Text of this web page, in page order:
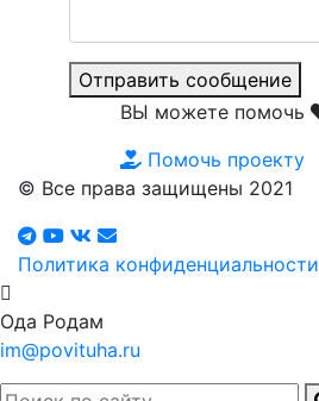
Отправить сообщение
ВЫ можете помочь
Помочь проекту
© Все права защищены 2021
Политика конфиденциальности
Ода Родам
im@povituha.ru